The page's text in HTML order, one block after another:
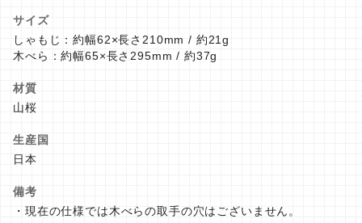
サイズ
しゃもじ：約幅62×長さ210mm / 約21g
木べら：約幅65×長さ295mm / 約37g
材質
山桜
生産国
日本
備考
・現在の仕様では木べらの取手の穴はございません。